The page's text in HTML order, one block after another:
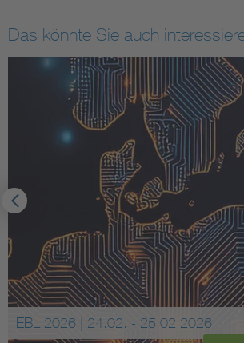
Das könnte Sie auch
EBL 2026 | 24.02. - 25.02.2026